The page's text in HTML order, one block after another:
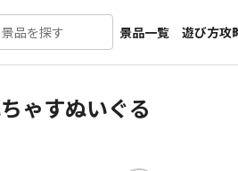
景品を探す
景品一覧
新着景品
カテゴリ一覧
遊び方攻
ゃすぬいぐる